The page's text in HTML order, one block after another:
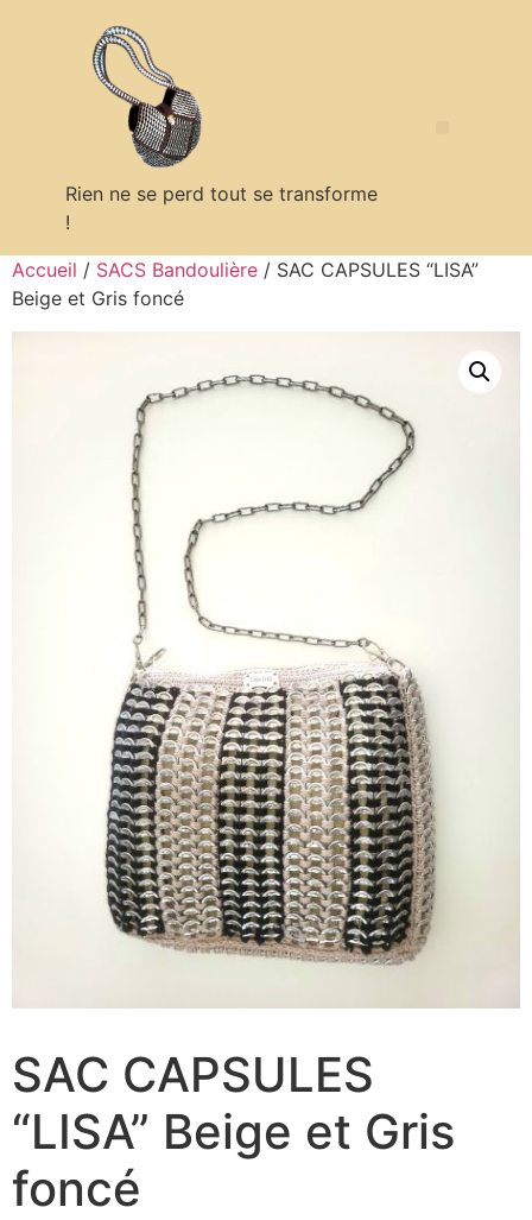
Rien ne se perd tout se transforme
!
Accueil / SACS Bandoulière / SAC CAPSULES “LISA”
Beige et Gris foncé
SAC CAPSULES
“LISA” Beige et Gris
foncé